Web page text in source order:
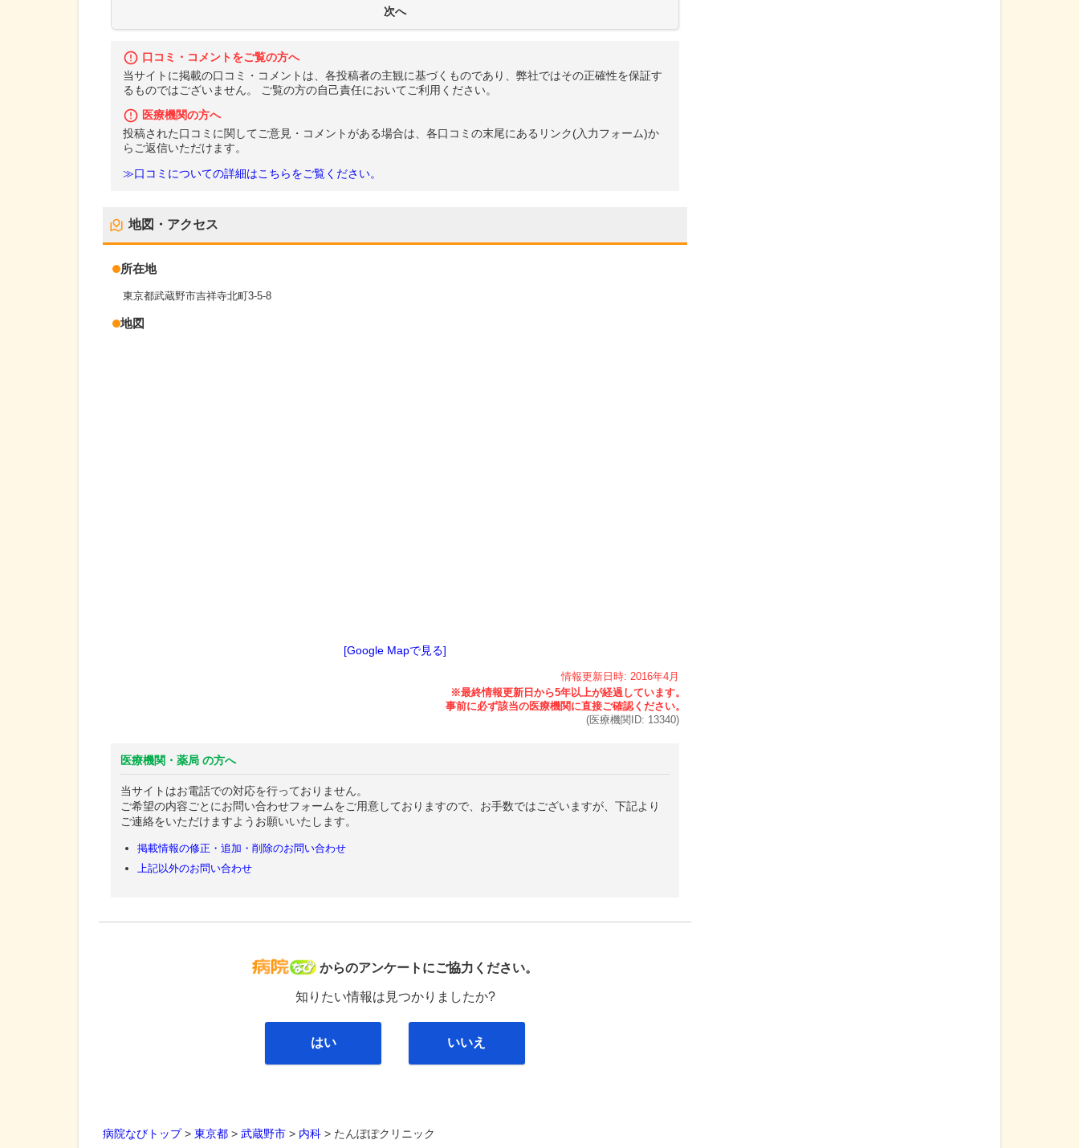
口コミ・コメントをご覧の方へ
当サイトに掲載の口コミ・コメントは、各投稿者の主観に基づくものであり、弊社ではその正確性を保証す
るものではございません。 ご覧の方の自己責任においてご利用ください。
医療機関の方へ
投稿された口コミに関してご意見・コメントがある場合は、各口コミの末尾にあるリンク(入力フォーム)か
らご返信いただけます。
≫口コミについての詳細はこちらをご覧ください。
地図・アクセス
所在地
東京都武蔵野市吉祥寺北町3-5-8
地図
[Google Mapで見る]
情報更新日時: 2016年4月
(医療機関ID: 13340)
医療機関・薬局 の方へ
当サイトはお電話での対応を行っておりません。
ご希望の内容ごとにお問い合わせフォームをご用意しておりますので、お手数ではございますが、下記より
ご連絡をいただけますようお願いいたします。
掲載情報の修正・追加・削除のお問い合わせ
上記以外のお問い合わせ
病院なび
からのアンケートにご協力ください。
知りたい情報は見つかりましたか?
はい いいえ
病院なびトップ> 東京都 > 武蔵野市 > 内科 > たんぽぽクリニック